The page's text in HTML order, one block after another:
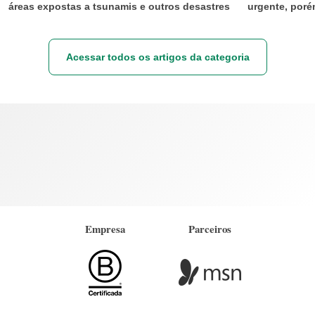
áreas expostas a tsunamis e outros desastres
urgente,
Acessar todos os artigos da categoria
Empresa Parceiros